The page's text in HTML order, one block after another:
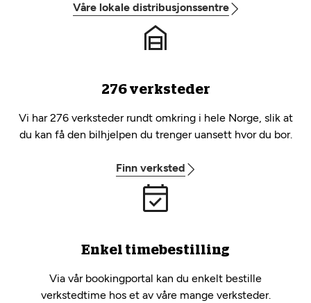
Våre lokale distribusjonssentre
276 verksteder
Vi har 276 verksteder rundt omkring i hele Norge, slik at
du kan få den bilhjelpen du trenger uansett hvor du bor.
Finn verksted
Enkel timebestilling
Via vår bookingportal kan du enkelt bestille
verkstedtime hos et av våre mange verksteder.